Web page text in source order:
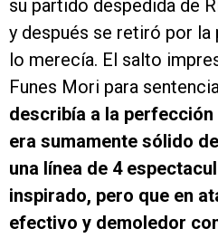
su partido despedida de
y después se retiró por
lo merecía. El salto
Funes Mori para
describía a la perfección
era sumamente sólido
una línea de 4
inspirado, pero que en
efectivo y demoledor